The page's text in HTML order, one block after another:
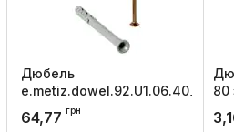
Дюбель
e.metiz.dowel.92.U1.06.40,
з ударним шурупом
М6х40 поліпропілен,
64,77 грн
80